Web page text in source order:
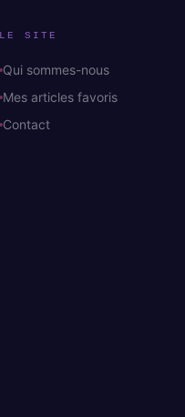
LE SITE
Qui sommes-nous
Mes articles favoris
Contact